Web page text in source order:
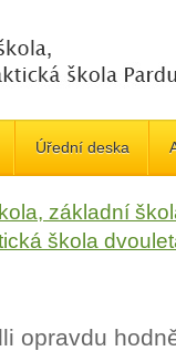
Úřední deska
základní
škola
opravdu